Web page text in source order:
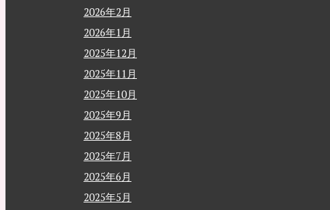
2026年2月
2026年1月
2025年12月
2025年11月
2025年10月
2025年9月
2025年8月
2025年7月
2025年6月
2025年5月